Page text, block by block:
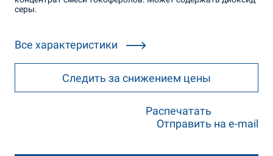
серы.
Все характеристики
Следить за снижением цены
Распечатать
Отправить на e-mail